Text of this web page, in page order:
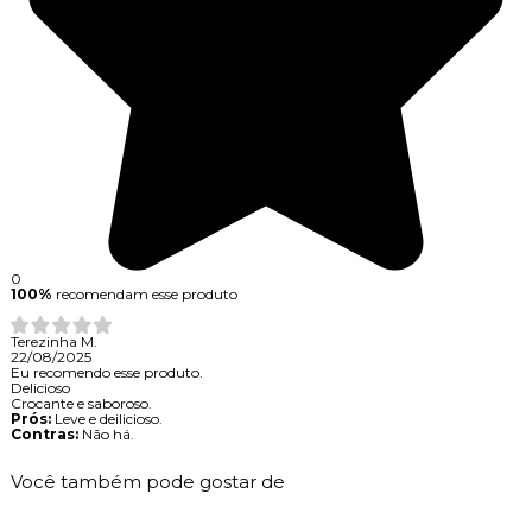
0
100% recomendam esse produto
Terezinha M.
22/08/2025
Eu recomendo esse produto.
Delicioso
Crocante e saboroso.
Prós: Leve e deilicioso.
Contras: Não há.
Você também pode gostar de